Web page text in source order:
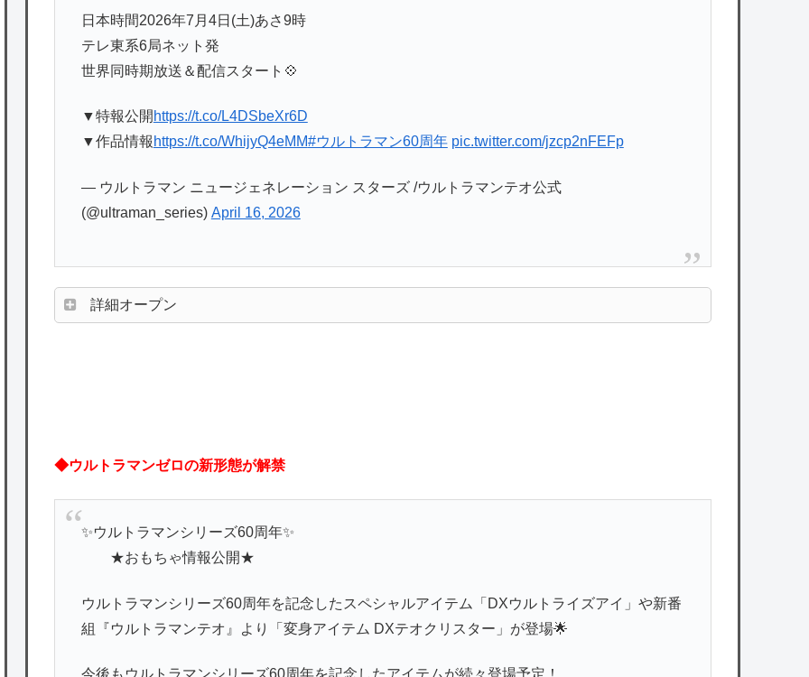
日本時間2026年7月4日(土)あさ9時
テレ東系6局ネット発
世界同時期放送＆配信スタート💠
▼特報公開 https://t.co/L4DSbeXr6D
▼作品情報 https://t.co/WhijyQ4eMM#ウルトラマン60周年 pic.twitter.com/jzcp2nFEFp
— ウルトラマン ニュージェネレーション スターズ /ウルトラマンテオ公式
(@ultraman_series) April 16, 2026
詳細オープン
◆ウルトラマンゼロの新形態が解禁
✨ウルトラマンシリーズ60周年✨
★おもちゃ情報公開★
ウルトラマンシリーズ60周年を記念したスペシャルアイテム「DXウルトライズアイ」や新番
組『ウルトラマンテオ』より「変身アイテム DXテオクリスター」が登場🌟
今後もウルトラマンシリーズ60周年を記念したアイテムが続々登場予定！…